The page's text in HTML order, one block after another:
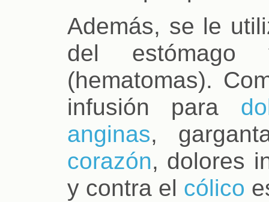
Además, se le
del
(hematomas).
infusión para
anginas,
corazón, dolores
y contra el cólico